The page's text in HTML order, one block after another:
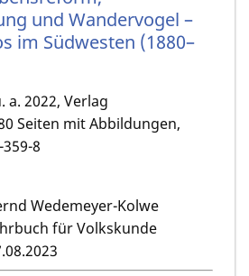
und Wandervogel –
im Südwesten (1880–
a. 2022, Verlag
Seiten mit Abbildungen,
8
Wedemeyer-Kolwe
für Volkskunde